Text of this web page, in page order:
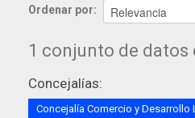
Ordenar por
1 conjunto de
Concejalías:
Concejalía Comercio y Desarrollo